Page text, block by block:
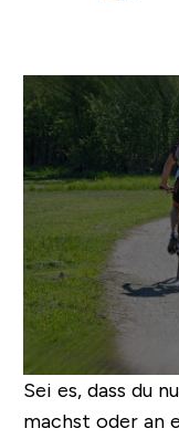
Sei es, dass du
machst oder an